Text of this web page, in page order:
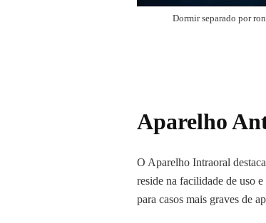
Dormir separado por
Aparelho
O Aparelho Intraoral
reside na facilidade de uso
para casos mais graves de